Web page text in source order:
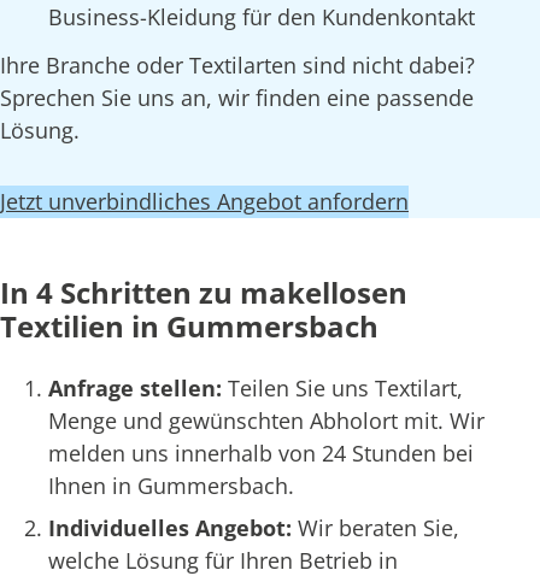
Business-Kleidung für den Kundenkontakt
Ihre Branche oder Textilarten sind nicht dabei?
Sprechen Sie uns an, wir finden eine passende
Lösung.
Jetzt unverbindliches Angebot anfordern
In 4 Schritten zu makellosen
Textilien in Gummersbach
Anfrage stellen: Teilen Sie uns Textilart,
Menge und gewünschten Abholort mit. Wir
melden uns innerhalb von 24 Stunden bei
Ihnen in Gummersbach.
Individuelles Angebot: Wir beraten Sie,
welche Lösung für Ihren Betrieb in